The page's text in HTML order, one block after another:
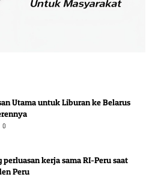
Utama untuk Liburan ke Belarus
0
perluasan kerja sama RI-Peru saat
Peru